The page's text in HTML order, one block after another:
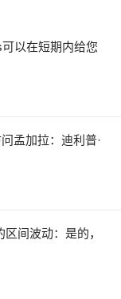
以在短期内给您
孟加拉：迪利普·
间波动：是的，